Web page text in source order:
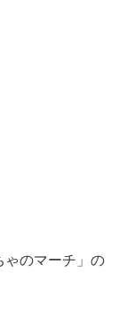
ゃのマーチ」の